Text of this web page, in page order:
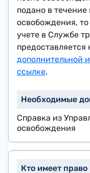
подано в течение
освобождения,
учете в Службе
дополнительной
ссылке.
Справка из
освобождения